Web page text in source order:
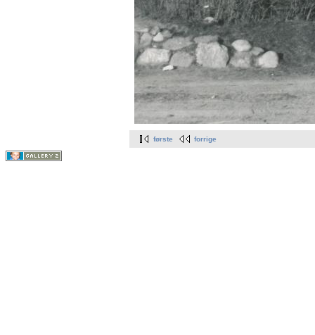
første forrige